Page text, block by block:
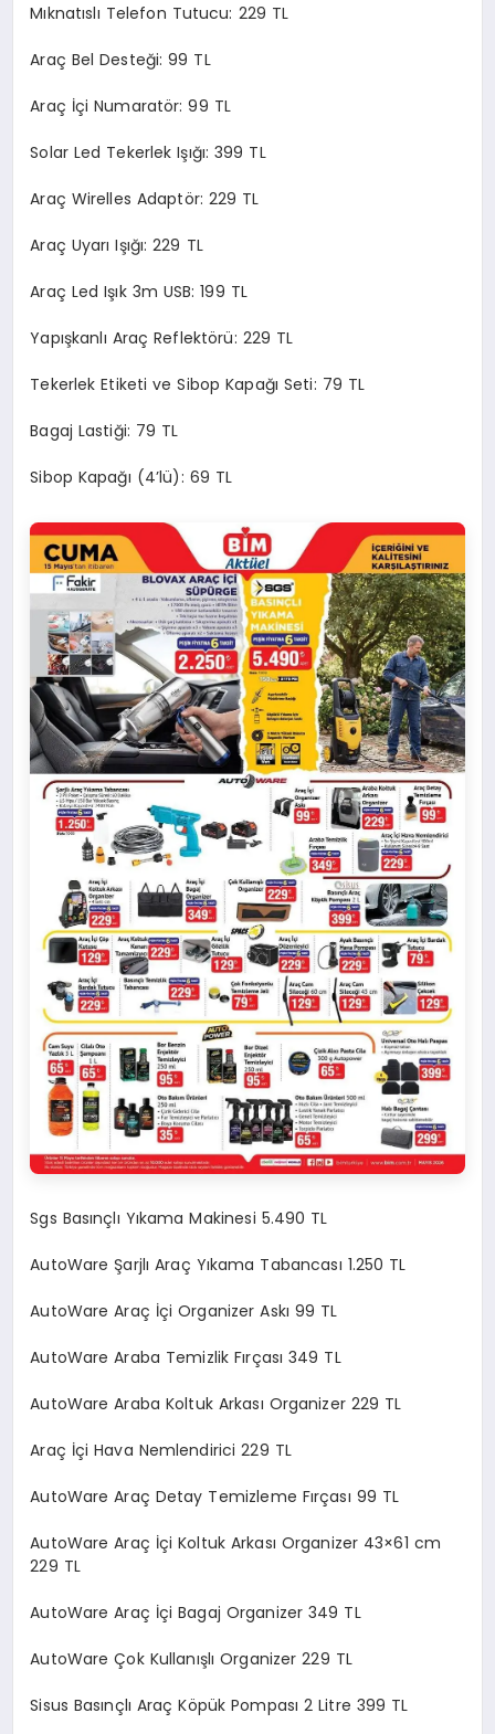
Mıknatıslı Telefon Tutucu: 229 TL
Araç Bel Desteği: 99 TL
Araç İçi Numaratör: 99 TL
Solar Led Tekerlek Işığı: 399 TL
Araç Wirelles Adaptör: 229 TL
Araç Uyarı Işığı: 229 TL
Araç Led Işık 3m USB: 199 TL
Yapışkanlı Araç Reflektörü: 229 TL
Tekerlek Etiketi ve Sibop Kapağı Seti: 79 TL
Bagaj Lastiği: 79 TL
Sibop Kapağı (4’lü): 69 TL
Sgs Basınçlı Yıkama Makinesi 5.490 TL
AutoWare Şarjlı Araç Yıkama Tabancası 1.250 TL
AutoWare Araç İçi Organizer Askı 99 TL
AutoWare Araba Temizlik Fırçası 349 TL
AutoWare Araba Koltuk Arkası Organizer 229 TL
Araç İçi Hava Nemlendirici 229 TL
AutoWare Araç Detay Temizleme Fırçası 99 TL
AutoWare Araç İçi Koltuk Arkası Organizer 43×61 cm
229 TL
AutoWare Araç İçi Bagaj Organizer 349 TL
AutoWare Çok Kullanışlı Organizer 229 TL
Sisus Basınçlı Araç Köpük Pompası 2 Litre 399 TL